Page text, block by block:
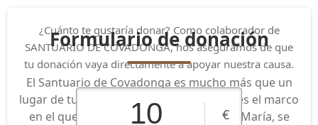
Formulario de donación
El Santuario de Covadonga es mucho más que un
lugar de turismo. Este entorno precioso es el marco
en el que el Señor, a través de la Virgen María, se
¿Cuánto te gustaría donar? Como colaborador de
SANTUARIO DE COVADONGA, nos aseguramos de que
tu donación vaya directamente a apoyar nuestra causa.
€